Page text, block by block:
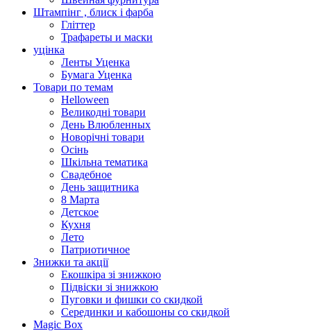
Штампінг , блиск і фарба
Гліттер
Трафареты и маски
уцінка
Ленты Уценка
Бумага Уценка
Товари по темам
Helloween
Великодні товари
День Влюбленных
Новорічні товари
Осінь
Шкільна тематика
Свадебное
День защитника
8 Марта
Детское
Кухня
Лето
Патриотичное
Знижки та акції
Екошкіра зі знижкою
Підвіски зі знижкою
Пуговки и фишки со скидкой
Серединки и кабошоны со скидкой
Magic Box